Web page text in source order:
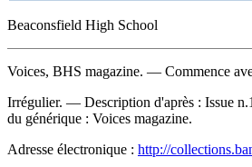
Beaconsfield High School
Voices, BHS magazine. — Commence
Irrégulier. — Description d'après : Issue
du générique : Voices magazine.
Adresse électronique : http://